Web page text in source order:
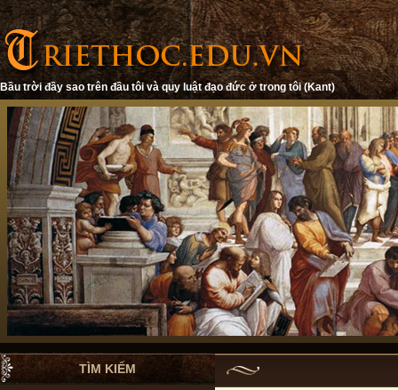
Bầu trời đầy sao trên đầu tôi và quy luật đạo đức ở trong tôi (Kant)
TÌM KIẾM